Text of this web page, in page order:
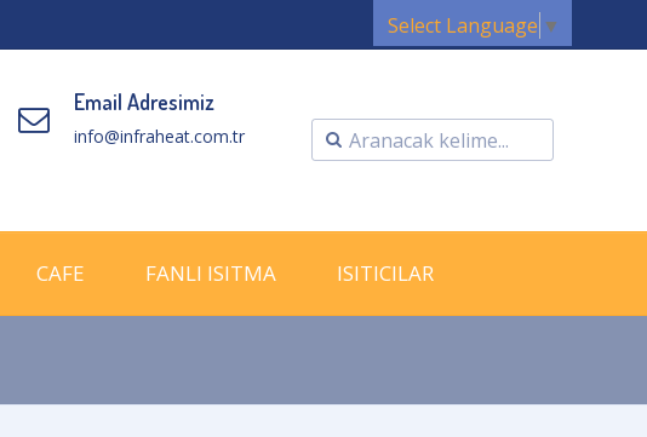
Select Language ▼
Email Adresimiz
info@infraheat.com.tr
CAFE FANLI ISITMA ISITICILAR